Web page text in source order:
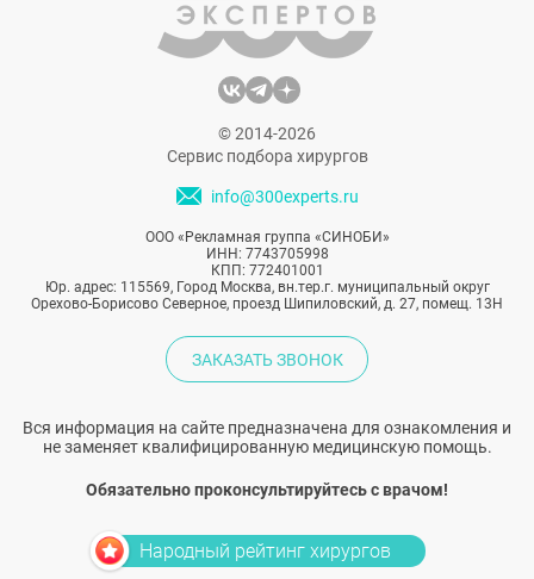
© 2014-2026
Сервис подбора хирургов
info@300experts.ru
ООО «Рекламная группа «СИНОБИ»
ИНН: 7743705998
КПП: 772401001
Юр. адрес: 115569, Город Москва, вн.тер.г. муниципальный округ
Орехово-Борисово Северное, проезд Шипиловский, д. 27, помещ. 13Н
ЗАКАЗАТЬ ЗВОНОК
Вся информация на сайте предназначена для ознакомления и
не заменяет квалифицированную медицинскую помощь.
Обязательно проконсультируйтесь с врачом!
Народный рейтинг хирургов